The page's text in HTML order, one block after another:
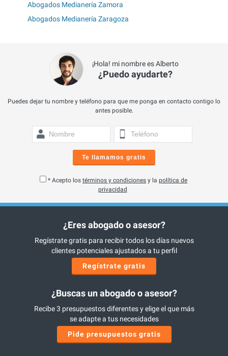
Abogados Medianería Zamora
Abogados Medianería Zaragoza
¡Hola! mi nombre es Alberto
¿Puedo ayudarte?
Puedes dejar tu nombre y teléfono para que me ponga en contacto contigo lo
antes posible.
Te llamamos gratis
* Acepto los términos y condiciones y la política de
privacidad
¿Eres abogado o asesor?
Regístrate gratis para recibir todos los días nuevos
clientes potenciales ajustados a tu perfil
Regístrate gratis
¿Buscas un abogado o asesor?
Recibe 3 presupuestos diferentes y elige el que más
se adapte a tus necesidades
Pide presupuestos gratis